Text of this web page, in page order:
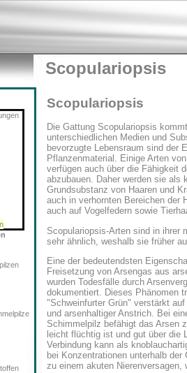
Scopulariopsis
Scopulariopsis
Die Gattung Scopulariopsis
unterschiedlichen Medien und
bevorzugte Lebensraum sind der
Pflanzenmaterial. Einige Arten
verfügen auch über die Fähigkeit
abzubauen. Daher werden sie
Grundsubstanz von Haaren und
auch in verhornten Bereichen der
auch auf Vogelfedern sowie
Scopulariopsis-Arten sind in ihrer
sehr ähnlich, weshalb sie früher
Eine der bedeutendsten
Freisetzung von Arsengas aus
wurden Todesfälle durch
dokumentiert. Dieses Phänomen
"Schweinfurter Grün" verstärkt
und arsenhaltiger Anstrich. Bei
Schimmelpilz befähigt das Arsen
leicht flüchtig ist und gut über die
Verbindung kann als
bei Konzentrationen unterhalb
zu einem akuten